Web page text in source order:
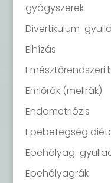
gyógyszerek
Divertikulum-
Elhízás
Emésztőrendszeri
Emlőrák (mellrák)
Endometriózis
Epebetegség
Epehólyag-
Epehólyagrák